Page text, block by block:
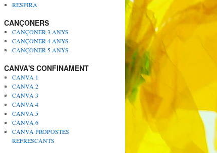
RESPIRA
CANÇONERS
CANÇONER 3 ANYS
CANÇONER 4 ANYS
CANÇONER 5 ANYS
CANVA'S CONFINAMENT
CANVA 1
CANVA 2
CANVA 3
CANVA 4
CANVA 5
CANVA 6
CANVA PROPOSTES
REFRESCANTS